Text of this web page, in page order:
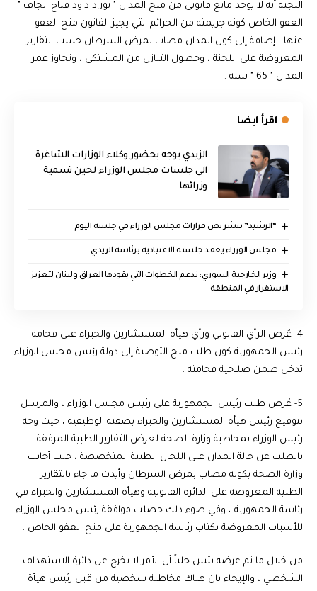
اللجنة أنه لا يوجد مانع قانوني من منح المدان " نوزاد داود فتاح الجاف "
العفو الخاص كونه جريمته من الجرائم التي يجيز القانون منح العفو
عنها ، إضافة إلى كون المدان مصاب بمرض السرطان حسب التقارير
المعروضة على اللجنة ، وحصول التنازل من المشتكي ، وتجاوز عمر
المدان " 65 " سنة .
اقرأ ايضا
الزيدي يوجه بحضور وكلاء الوزارات الشاغرة
الى جلسات مجلس الوزراء لحين تسمية
وزرائها
“الرشيد” تنشر نص قرارات مجلس الوزراء في جلسة اليوم
مجلس الوزراء يعقد جلسته الاعتيادية برئاسة الزيدي
وزير الخارجية السوري: ندعم الخطوات التي يقودها العراق ولبنان لتعزيز
الاستقرار في المنطقة
4- عُرض الرأي القانوني ورأي هيأة المستشارين والخبراء على فخامة
رئيس الجمهورية كون طلب منح التوصية إلى دولة رئيس مجلس الوزراء
تدخل ضمن صلاحية فخامته .
5- عُرض طلب رئيس الجمهورية على رئيس مجلس الوزراء ، والمرسل
بتوقيع رئيس هيأة المستشارين والخبراء بصفته الوظيفية ، حيث وجه
رئيس الوزراء بمخاطبة وزارة الصحة لعرض التقارير الطبية المرفقة
بالطلب عن حالة المدان على اللجان الطبية المتخصصة ، حيث أجابت
وزارة الصحة بكونه مصاب بمرض السرطان وأيدت ما جاء بالتقارير
الطبية المعروضة على الدائرة القانونية وهيأة المستشارين والخبراء في
رئاسة الجمهورية ، وفي ضوء ذلك حصلت موافقة رئيس مجلس الوزراء
للأسباب المعروضة بكتاب رئاسة الجمهورية على منح العفو الخاص .
من خلال ما تم عرضه يتبين جلياً أن الأمر لا يخرج عن دائرة الاستهداف
الشخصي ، والإيحاء بان هناك مخاطبة شخصية من قبل رئيس هيأة